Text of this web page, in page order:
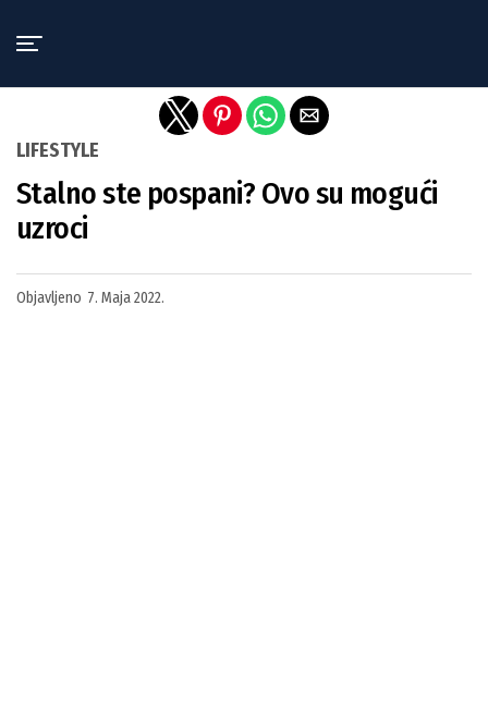
LIFESTYLE
Stalno ste pospani? Ovo su mogući
uzroci
Objavljeno 7. Maja 2022.